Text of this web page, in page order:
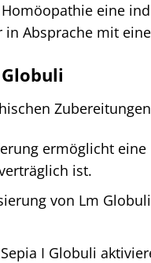
eine
Absprache mit
ermöglicht
ist.
von Lm
I Globuli